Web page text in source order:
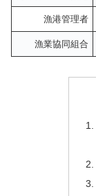
漁港管理者
漁業協同組合